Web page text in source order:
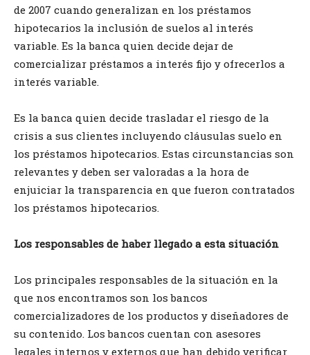
de 2007 cuando generalizan en los préstamos
hipotecarios la inclusión de suelos al interés
variable. Es la banca quien decide dejar de
comercializar préstamos a interés fijo y ofrecerlos a
interés variable.
Es la banca quien decide trasladar el riesgo de la
crisis a sus clientes incluyendo cláusulas suelo en
los préstamos hipotecarios. Estas circunstancias son
relevantes y deben ser valoradas a la hora de
enjuiciar la transparencia en que fueron contratados
los préstamos hipotecarios.
Los responsables de haber llegado a esta situación
Los principales responsables de la situación en la
que nos encontramos son los bancos
comercializadores de los productos y diseñadores de
su contenido. Los bancos cuentan con asesores
legales internos y externos que han debido verificar